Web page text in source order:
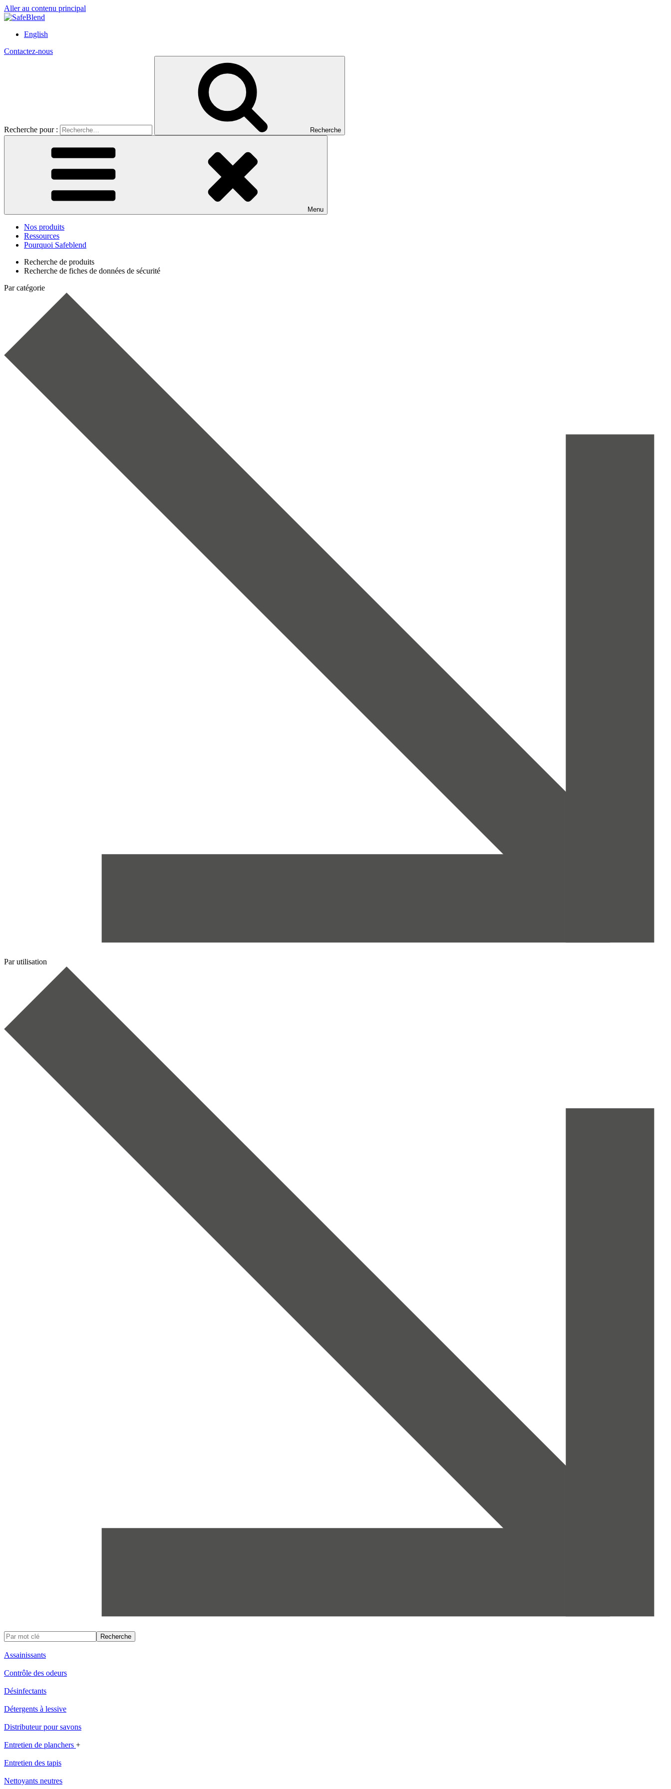
Aller au contenu principal
English
Contactez-nous
Recherche pour : Recherche
Menu
Nos produits
Ressources
Pourquoi Safeblend
Recherche de produits
Recherche de fiches de données de sécurité
Par catégorie
Par utilisation
Assainissants
Contrôle des odeurs
Désinfectants
Détergents à lessive
Distributeur pour savons
Entretien de planchers +
Entretien des tapis
Nettoyants neutres